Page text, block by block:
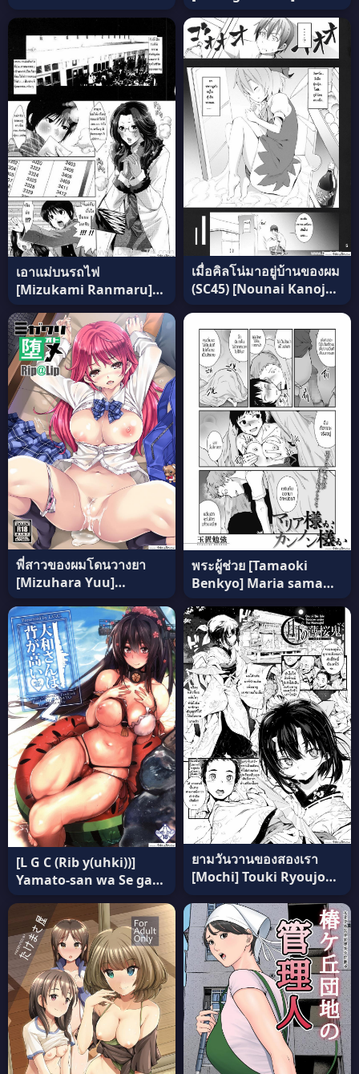
Karakawasenai yo
tachihanasan อ่านฟรี
Prisoner Series ภาค 4
แปลไทย
เอาแม่บนรถไฟ
[Mizukami Ranmaru]
Ketsui no Juken |
xWith Mama on Train
แปลไทย
เมื่อคิลโน่มาอยู่บ้านของผม
(SC45) [Nounai Kanojo
(Kishiri Toworu)] Cirno
ga Ouchi ni Yattekita!
(Touhou Project) ภาค 1
แปลไทย
พี่สาวของผมโดนวางยา
[Mizuhara Yuu]
Migawari Otome
[Digital] แปลไทย
พระผู้ช่วย [Tamaoki
Benkyo] Maria sama
ka, kannon sama ka
แปลไทย
[L G C (Rib y(uhki))]
Yamato-san wa Se ga
Takai 2 (KanColle) แปล
ไทย
ยามวันวานของสองเรา
[Mochi] Touki Ryoujoku
Ch.2 (Onibana Muzan)
แปลไทย